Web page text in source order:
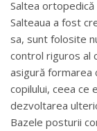
Saltea
Salteaua a fost
sa, sunt folosite
control riguros al
asigură formarea
copilului, ceea
dezvoltarea
Bazele posturii